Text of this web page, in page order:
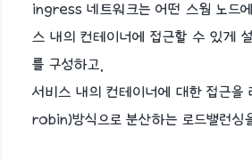
ingress 네트워크는 어떤 스웜 노드
스 내의 컨테이너에 접근할 수 있게
를 구성하고,
서비스 내의 컨테이너에 대한 접근
robin)방식으로 분산하는 로드밸런싱